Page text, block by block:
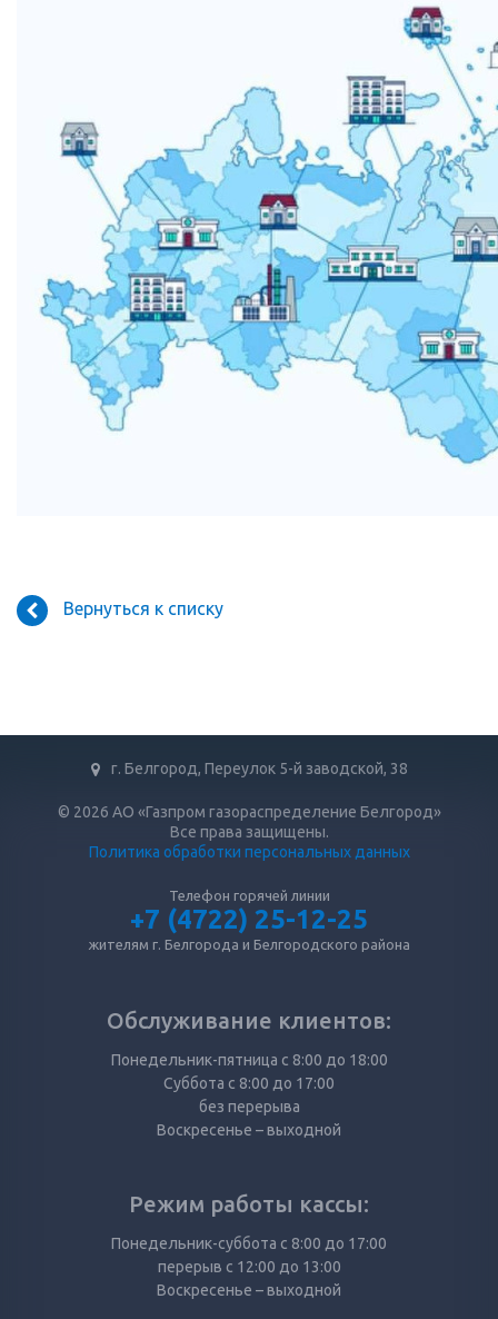
Вернуться к списку
г. Белгород, Переулок 5-й заводской, 38
© 2026 АО «Газпром газораспределение Белгород»
Все права защищены.
Политика обработки персональных данных
Телефон горячей линии
+7 (4722) 25-12-25
жителям г. Белгорода и Белгородского района
Обслуживание клиентов:
Понедельник-пятница с 8:00 до 18:00
Суббота с 8:00 до 17:00
без перерыва
Воскресенье – выходной
Режим работы кассы:
Понедельник-суббота с 8:00 до 17:00
перерыв с 12:00 до 13:00
Воскресенье – выходной